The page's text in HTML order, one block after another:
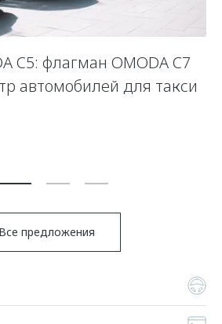
C5: флагман OMODA C7
автомобилей для такси
Все предложения